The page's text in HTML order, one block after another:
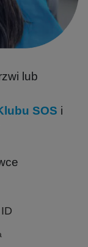
lub
SOS i